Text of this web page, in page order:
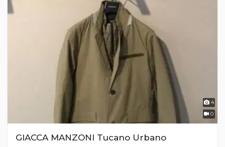
4
0
GIACCA MANZONI Tucano Urbano